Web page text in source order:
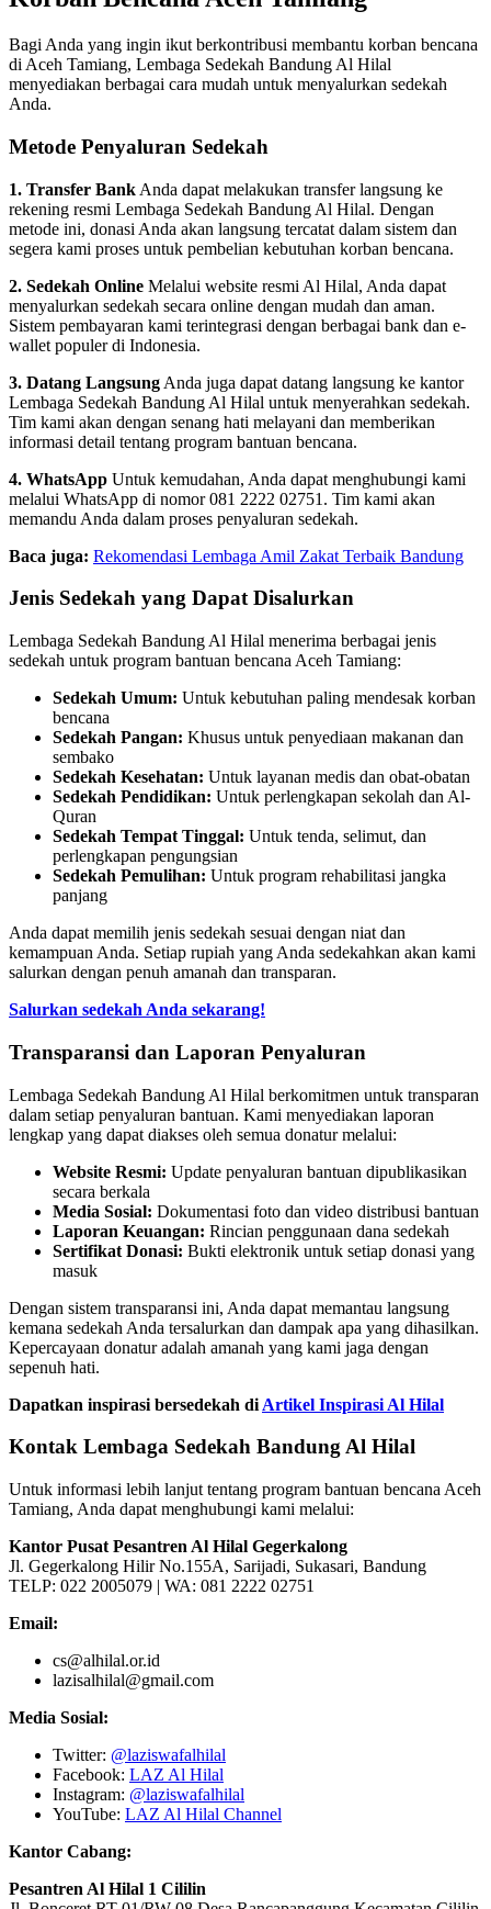
Bagi Anda yang ingin ikut berkontribusi membantu korban bencana
di Aceh Tamiang, Lembaga Sedekah Bandung Al Hilal
menyediakan berbagai cara mudah untuk menyalurkan sedekah
Anda.
Metode Penyaluran Sedekah
1. Transfer Bank Anda dapat melakukan transfer langsung ke
rekening resmi Lembaga Sedekah Bandung Al Hilal. Dengan
metode ini, donasi Anda akan langsung tercatat dalam sistem dan
segera kami proses untuk pembelian kebutuhan korban bencana.
2. Sedekah Online Melalui website resmi Al Hilal, Anda dapat
menyalurkan sedekah secara online dengan mudah dan aman.
Sistem pembayaran kami terintegrasi dengan berbagai bank dan e-
wallet populer di Indonesia.
3. Datang Langsung Anda juga dapat datang langsung ke kantor
Lembaga Sedekah Bandung Al Hilal untuk menyerahkan sedekah.
Tim kami akan dengan senang hati melayani dan memberikan
informasi detail tentang program bantuan bencana.
4. WhatsApp Untuk kemudahan, Anda dapat menghubungi kami
melalui WhatsApp di nomor 081 2222 02751. Tim kami akan
memandu Anda dalam proses penyaluran sedekah.
Baca juga: Rekomendasi Lembaga Amil Zakat Terbaik Bandung
Jenis Sedekah yang Dapat Disalurkan
Lembaga Sedekah Bandung Al Hilal menerima berbagai jenis
sedekah untuk program bantuan bencana Aceh Tamiang:
Sedekah Umum: Untuk kebutuhan paling mendesak korban
bencana
Sedekah Pangan: Khusus untuk penyediaan makanan dan
sembako
Sedekah Kesehatan: Untuk layanan medis dan obat-obatan
Sedekah Pendidikan: Untuk perlengkapan sekolah dan Al-
Quran
Sedekah Tempat Tinggal: Untuk tenda, selimut, dan
perlengkapan pengungsian
Sedekah Pemulihan: Untuk program rehabilitasi jangka
panjang
Anda dapat memilih jenis sedekah sesuai dengan niat dan
kemampuan Anda. Setiap rupiah yang Anda sedekahkan akan kami
salurkan dengan penuh amanah dan transparan.
Salurkan sedekah Anda sekarang!
Transparansi dan Laporan Penyaluran
Lembaga Sedekah Bandung Al Hilal berkomitmen untuk transparan
dalam setiap penyaluran bantuan. Kami menyediakan laporan
lengkap yang dapat diakses oleh semua donatur melalui:
Website Resmi: Update penyaluran bantuan dipublikasikan
secara berkala
Media Sosial: Dokumentasi foto dan video distribusi bantuan
Laporan Keuangan: Rincian penggunaan dana sedekah
Sertifikat Donasi: Bukti elektronik untuk setiap donasi yang
masuk
Dengan sistem transparansi ini, Anda dapat memantau langsung
kemana sedekah Anda tersalurkan dan dampak apa yang dihasilkan.
Kepercayaan donatur adalah amanah yang kami jaga dengan
sepenuh hati.
Dapatkan inspirasi bersedekah di Artikel Inspirasi Al Hilal
Kontak Lembaga Sedekah Bandung Al Hilal
Untuk informasi lebih lanjut tentang program bantuan bencana Aceh
Tamiang, Anda dapat menghubungi kami melalui:
Kantor Pusat Pesantren Al Hilal Gegerkalong
Jl. Gegerkalong Hilir No.155A, Sarijadi, Sukasari, Bandung
TELP: 022 2005079 | WA: 081 2222 02751
Email:
cs@alhilal.or.id
lazisalhilal@gmail.com
Media Sosial:
Twitter: @laziswafalhilal
Facebook: LAZ Al Hilal
Instagram: @laziswafalhilal
YouTube: LAZ Al Hilal Channel
Kantor Cabang:
Pesantren Al Hilal 1 Cililin